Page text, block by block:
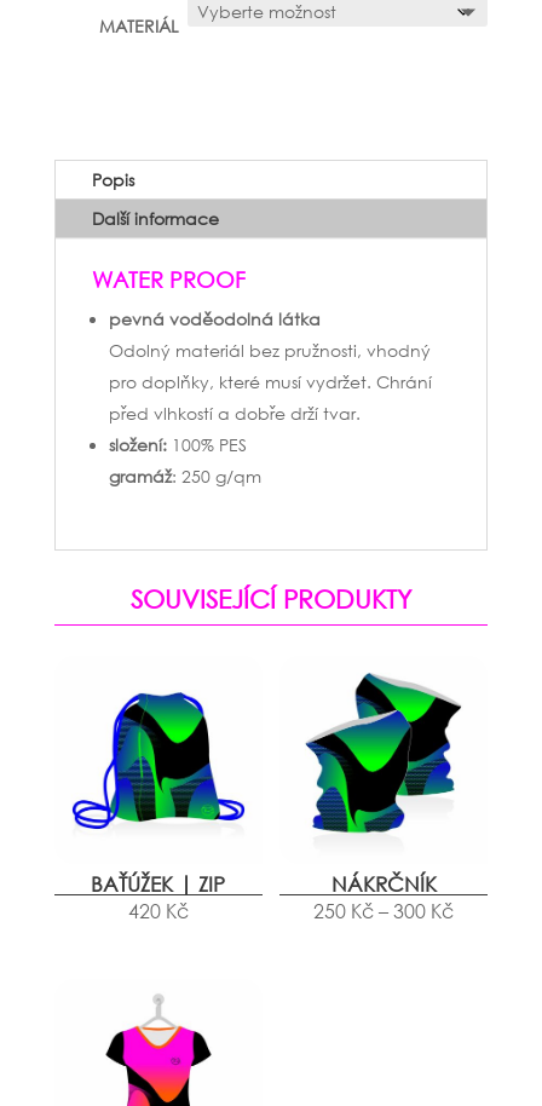
MATERIÁL
Popis
Další informace
WATER PROOF
pevná voděodolná látka
Odolný materiál bez pružnosti, vhodný
pro doplňky, které musí vydržet. Chrání
před vlhkostí a dobře drží tvar.
složení:100% PES
gramáž: 250 g/qm
SOUVISEJÍCÍ PRODUKTY
BAŤÚŽEK | ZIP
420 Kč
NÁKRČNÍK
250 Kč –300 Kč